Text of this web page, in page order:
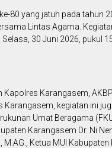
80 yang jatuh pada tahun
Lintas Agama.
30 Juni 2026, pukul
Karangasem, AKBP
kegiatan ini
Umat Beragama
Karangasem Dr. Ni
Ketua MUI